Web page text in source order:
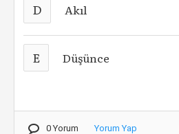
D Akıl
E Düşünce
0 Yorum Yorum Yap